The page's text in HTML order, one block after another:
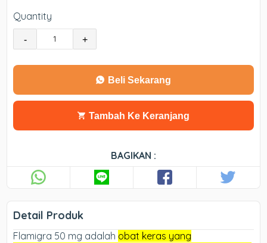
Quantity
- +
Beli Sekarang
Tambah Ke Keranjang
BAGIKAN :
Detail Produk
Flamigra 50 mg adalah obat keras yang